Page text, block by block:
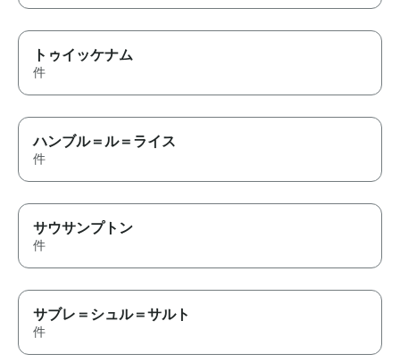
トゥイッケナム
件
ハンブル＝ル＝ライス
件
サウサンプトン
件
サブレ＝シュル＝サルト
件